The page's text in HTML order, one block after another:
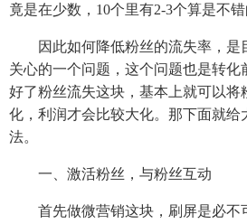
竟是在少数，10个里有2-3个算是不错
因此如何降低粉丝的流失率，是
关心的一个问题，这个问题也是转化
好了粉丝流失这块，基本上就可以将
化，利润才会比较大化。那下面就给
法。
一、激活粉丝，与粉丝互动
首先做微营销这块，刷屏是必不